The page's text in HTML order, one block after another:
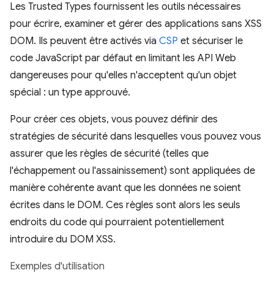
Les Trusted Types fournissent les outils nécessaires
pour écrire, examiner et gérer des applications sans XSS
DOM. Ils peuvent être activés via CSP et sécuriser le
code JavaScript par défaut en limitant les API Web
dangereuses pour qu'elles n'acceptent qu'un objet
spécial : un type approuvé.
Pour créer ces objets, vous pouvez définir des
stratégies de sécurité dans lesquelles vous pouvez vous
assurer que les règles de sécurité (telles que
l'échappement ou l'assainissement) sont appliquées de
manière cohérente avant que les données ne soient
écrites dans le DOM. Ces règles sont alors les seuls
endroits du code qui pourraient potentiellement
introduire du DOM XSS.
Exemples d'utilisation